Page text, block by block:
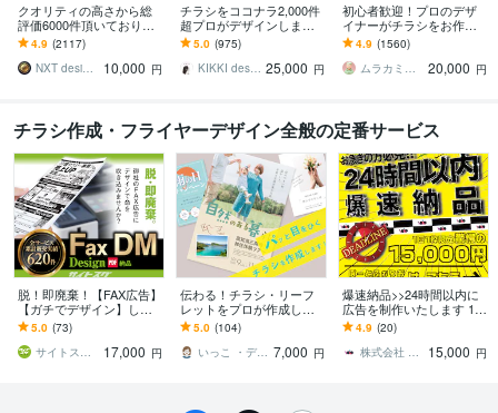
クオリティの高さから総
評価6000件頂いておりま
す 修正無制限！25年デザ
イナーが作る訴求方法で
チラシ反響UP!
4.9 (2117)
NXT design 研究所
10,000 円
チラシをココナラ2,000件
超プロがデザインします
美しいレイアウト、目を
惹くビジュアルのフライ
ヤー・チラシ
5.0 (975)
KIKKI design 25,000 円
初心者歓迎！プロのデザ
イナーがチラシをお作り
します ココナラ初心者も
歓迎！企業から個人まで
高品質を安価でお届け！
4.9 (1560)
ムラカミラボ
20,000 円
チラシ作成・フライヤーデザイン全般の定番サービス
脱！即廃棄！【FAX広告】
【ガチでデザイン】しま
す ★そのFAX広告、秒で
捨てられてません？
5.0 (73)
サイトスグ／実績800件
17,000 円
伝わる！チラシ・リーフ
レットをプロが作成しま
す 費用対効果◎！お客様
を惹きつけるデザインが
作れます！
5.0 (104)
いっこ ・デザインのお助け屋さん・ 7,000 円
爆速納品>>24時間以内に
広告を制作いたします 1日
1組限定！チラシやPOP、
ポスターも全てご対応！
4.9 (20)
株式会社 Yolo
15,000 円